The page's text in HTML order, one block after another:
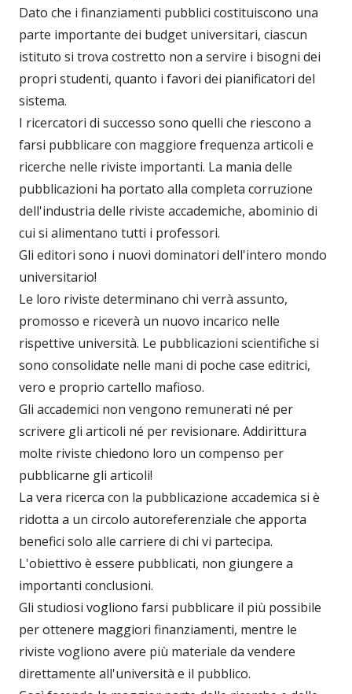
Dato che i finanziamenti pubblici costituiscono una
parte importante dei budget universitari, ciascun
istituto si trova costretto non a servire i bisogni dei
propri studenti, quanto i favori dei pianificatori del
sistema.
I ricercatori di successo sono quelli che riescono a
farsi pubblicare con maggiore frequenza articoli e
ricerche nelle riviste importanti. La mania delle
pubblicazioni ha portato alla completa corruzione
dell'industria delle riviste accademiche, abominio di
cui si alimentano tutti i professori.
Gli editori sono i nuovi dominatori dell'intero mondo
universitario!
Le loro riviste determinano chi verrà assunto,
promosso e riceverà un nuovo incarico nelle
rispettive università. Le pubblicazioni scientifiche si
sono consolidate nelle mani di poche case editrici,
vero e proprio cartello mafioso.
Gli accademici non vengono remunerati né per
scrivere gli articoli né per revisionare. Addirittura
molte riviste chiedono loro un compenso per
pubblicarne gli articoli!
La vera ricerca con la pubblicazione accademica si è
ridotta a un circolo autoreferenziale che apporta
benefici solo alle carriere di chi vi partecipa.
L'obiettivo è essere pubblicati, non giungere a
importanti conclusioni.
Gli studiosi vogliono farsi pubblicare il più possibile
per ottenere maggiori finanziamenti, mentre le
riviste vogliono avere più materiale da vendere
direttamente all'università e il pubblico.